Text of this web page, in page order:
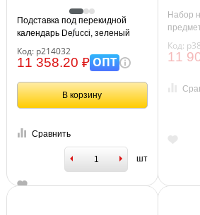
Подставка под перекидной
календарь Delucci, зеленый
мрамор
Код: р214032
11 358.20 ₽ОПТ
В корзину
Сравнить
шт
Набор
Код:
11